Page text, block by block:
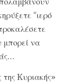
“ιερό
μπορεί να
Kυριακής»